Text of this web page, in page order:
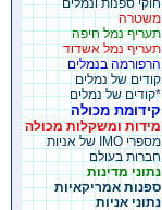
חוקי ספנות ונמלים
משטרה
תעריף נמל חיפה
תעריף נמל אשדוד
הרפורמה בנמלים
קודים של נמלים
*קודים של נמלים
קידומת מכולה
מידות ומשקלות מכולה
מספרי IMO של אניות
חברות בעולם
נתוני מדינות
ספנות אמריקאיות
נתוני אניות